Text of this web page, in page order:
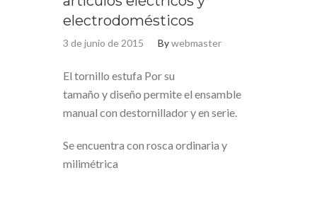
electrodomésticos
3 de junio de 2015 Bywebmaster
El tornillo estufa Por su
tamaño y diseño permite el ensamble
manual con destornillador y en serie.
Se encuentra con rosca ordinaria y
milimétrica